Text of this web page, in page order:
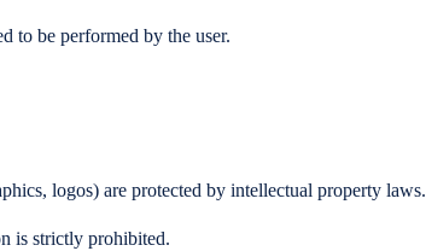
to be performed by the user.
logos) are protected by intellectual property laws.
is strictly prohibited.